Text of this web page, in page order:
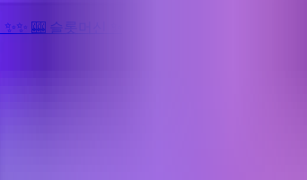
✨✨ 🎰 슬롯머신